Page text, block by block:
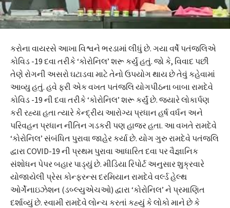
કરોના વાયરસે આખા વિશ્વને ભરડામાં લીધું છે. ગયા વર્ષે પતંજલિએ
કોવિડ -19 દવા તરીકે ‘કોરોનિલ’ શરૂ કર્યું હતું. જો કે, વિવાદ પછી
તેણે રોગની અસરો ઘટાડવા માટે તેનો ઉપયોગ થાય છે તેવું કહેવામાં
આવ્યુ હતું. હવે ફરી એક વખત પતંજલિ યોગપીઠના બાબા રામદેવે
કોવિડ -19 ની દવા તરીકે ‘કોરોનિલ’ શરૂ કર્યું છે. જ્યારે લોકાર્પણ
કરી રહ્યા હતા ત્યારે કેન્દ્રીય આરોગ્ય પ્રધાન હર્ષ વર્ધન અને
પરિવહન પ્રધાન નીતિન ગડકરી પણ હાજર હતા. આ વખતે રામદેવે
‘કોરોનિલ’ સંબંધિત પુરાવા જાહેર કર્યા છે. યોગ ગુરુ રામદેવે પતંજલિ
દ્વારા COVID-19 ની પ્રથમ પુરાવા આધારિત દવા પર વૈજ્ઞાનિક
સંશોધન પેપર બહાર પાડ્યું છે. મીડિયા રિપોર્ટ અનુસાર શુક્રવારે
યોજાયેલી પ્રેસ કોન્ફરન્સ દરમિયાન રામદેવે વર્લ્ડ હેલ્થ
ઓર્ગેનાઇઝેશન (ડબ્લ્યુએચઓ) દ્વારા ‘કોરોનિલ’ ને પ્રમાણિત
દર્શાવ્યું છે. સ્વામી રામદેવે લોન્ચ કરતાં કહ્યું કે લોકો માને છે કે